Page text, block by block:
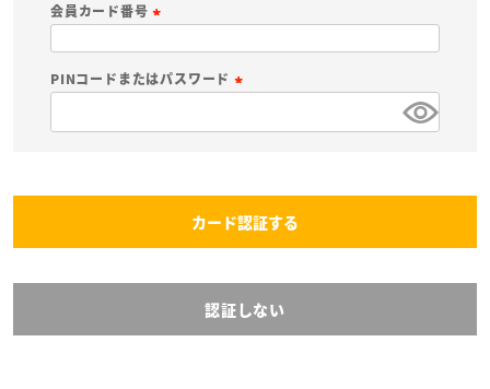
会員カード番号
必
須
PINコードまたはパスワード
)
カード認証する
認証しない